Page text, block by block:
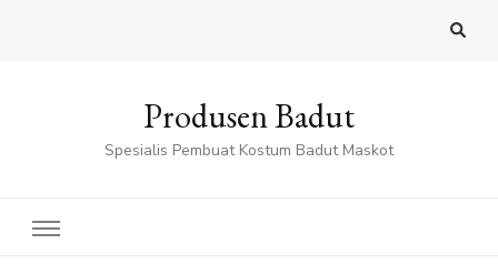
Produsen Badut
Spesialis Pembuat Kostum Badut Maskot